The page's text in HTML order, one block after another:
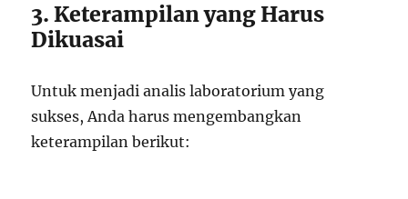
3. Keterampilan yang Harus
Dikuasai
Untuk menjadi analis laboratorium yang
sukses, Anda harus mengembangkan
keterampilan berikut: